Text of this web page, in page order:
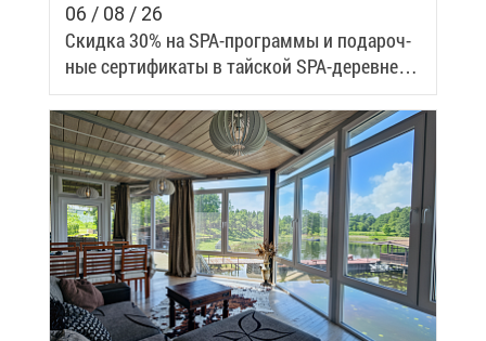
06 / 08 / 26
Скид­ка 30% на SPA-про­грам­мы и по­да­роч­
ные сер­ти­фи­ка­ты в тай­ской SPA-де­ревне
Samui